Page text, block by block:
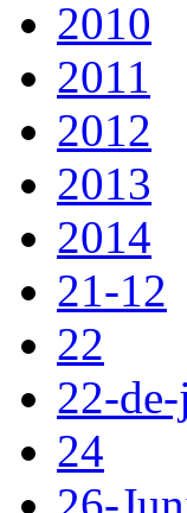
2010
2011
2012
2013
2014
21-12
22
22-
24